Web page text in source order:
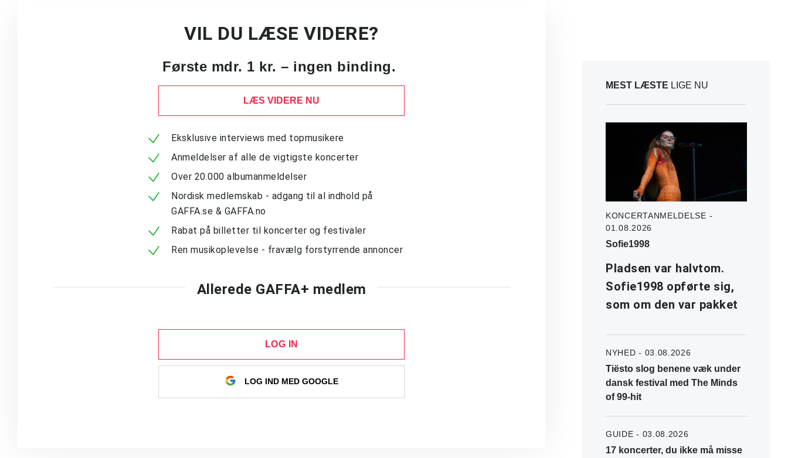
VIL DU LÆSE VIDERE?
Første mdr. 1 kr. – ingen binding.
LÆS VIDERE NU
Eksklusive interviews med topmusikere
Anmeldelser af alle de vigtigste koncerter
Over 20.000 albumanmeldelser
Nordisk medlemskab - adgang til al indhold på
GAFFA.se & GAFFA.no
Rabat på billetter til koncerter og festivaler
Ren musikoplevelse - fravælg forstyrrende annoncer
Allerede GAFFA+ medlem
LOG IN
LOG IND MED GOOGLE
MEST LÆSTE LIGE NU
KONCERTANMELDELSE -
01.08.2026
Sofie1998
Pladsen var halvtom.
Sofie1998 opførte sig,
som om den var pakket
NYHED - 03.08.2026
Tiësto slog benene væk under
dansk festival med The Minds
of 99-hit
GUIDE - 03.08.2026
17 koncerter, du ikke må misse